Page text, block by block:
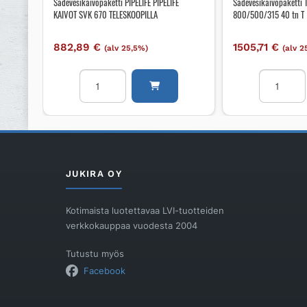
KAIVOT SVK 670 TELESKOOPILLA
882,89€ (alv 25,5%)
Sadevesikaivopaketti
PIPELIFE
PIPELIFE
SVK
800/500/315 40 tn T
1505,71€ (alv
TALOKAIVO
800/500/
tn
JUKIRA OY
Kotimaista luotettavaa LVI-tuotteiden
verkkokauppaa vuodesta 2004
Tutustu myös
Facebook